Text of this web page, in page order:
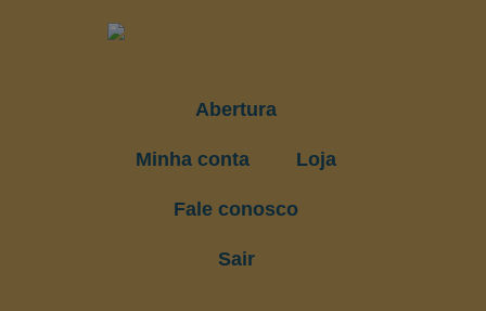
Abertura
Minha conta Loja
Fale conosco
Sair